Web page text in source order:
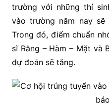
trường với những thí
vào trường năm nay
Trong đó, điểm chuẩn
sĩ Răng – Hàm – Mặt và
dự đoán sẽ tăng.